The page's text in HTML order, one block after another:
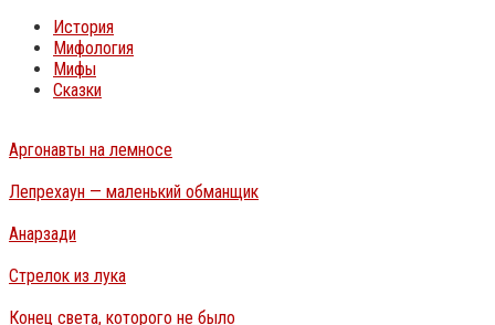
История
Мифология
Мифы
Сказки
Аргонавты на лемносе
Лепрехаун — маленький обманщик
Анарзади
Стрелок из лука
Конец света, которого не было